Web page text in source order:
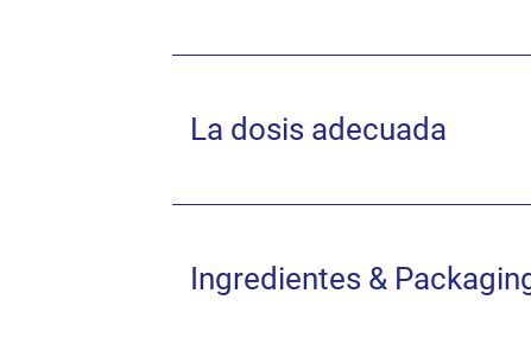
La dosis adecuada
Ingredientes &